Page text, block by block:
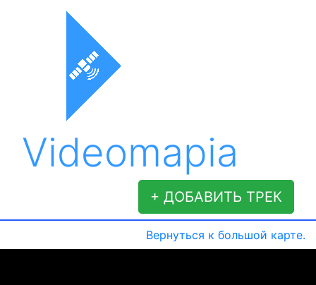
Videomapia
+ ДОБАВИТЬ ТРЕК
Вернуться к большой карте.